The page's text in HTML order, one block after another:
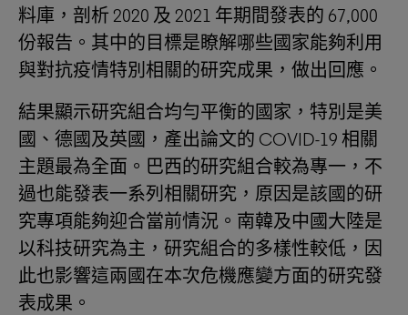
料庫，剖析 2020 及 2021 年期間發表的 67,000
份報告。其中的目標是瞭解哪些國家能夠利用
與對抗疫情特別相關的研究成果，做出回應。
結果顯示研究組合均勻平衡的國家，特別是美
國、德國及英國，產出論文的 COVID-19 相關
主題最為全面。巴西的研究組合較為專一，不
過也能發表一系列相關研究，原因是該國的研
究專項能夠迎合當前情況。南韓及中國大陸是
以科技研究為主，研究組合的多樣性較低，因
此也影響這兩國在本次危機應變方面的研究發
表成果。